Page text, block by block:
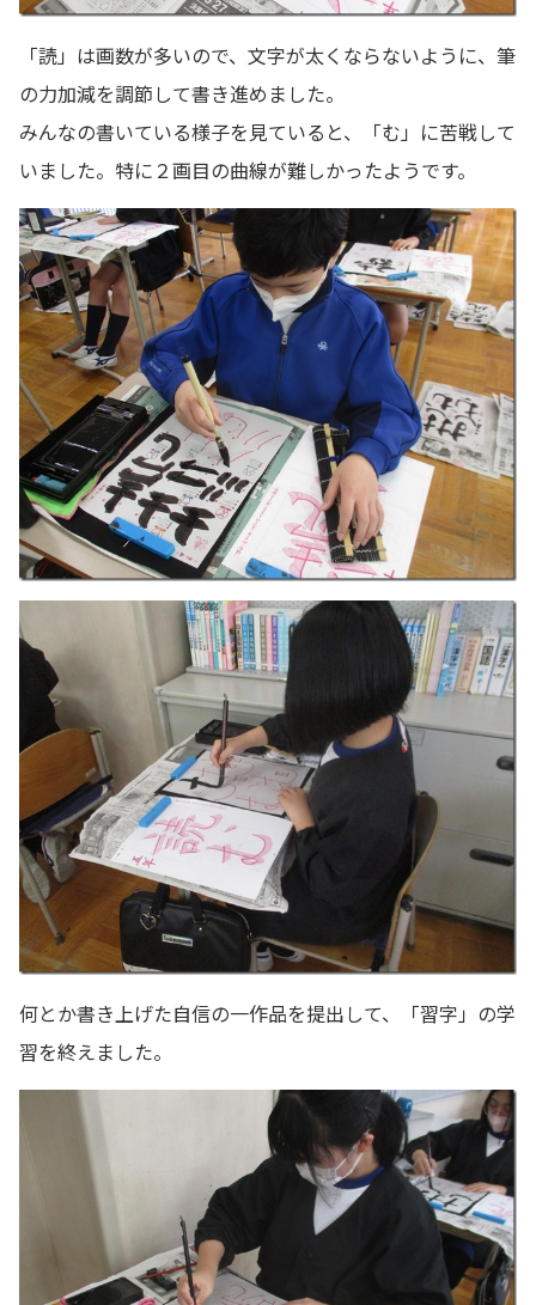
「読」は画数が多いので、文字が太くならないように、筆
の力加減を調節して書き進めました。
みんなの書いている様子を見ていると、「む」に苦戦して
いました。特に２画目の曲線が難しかったようです。
何とか書き上げた自信の一作品を提出して、「習字」の学
習を終えました。